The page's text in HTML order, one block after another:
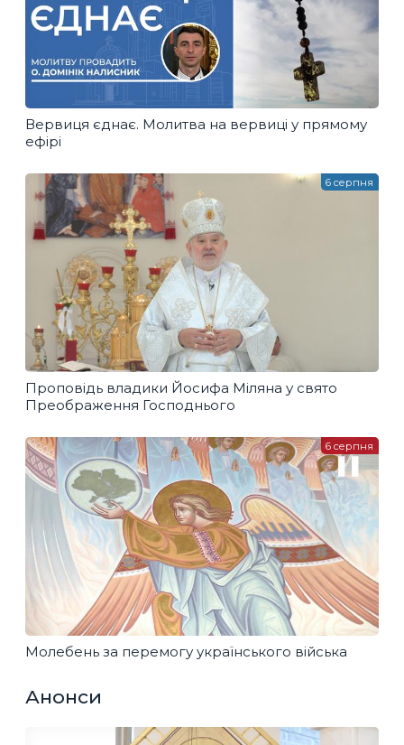
Вервиця єднає. Молитва на вервиці у прямому
ефірі
Проповідь владики Йосифа Міляна у свято
Преображення Господнього
6 серпня
Молебень за перемогу українського війська
6 серпня
Анонси